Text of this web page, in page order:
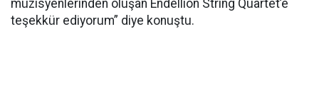
müzisyenlerinden oluşan Endellion String Quartet’e
teşekkür ediyorum” diye konuştu.